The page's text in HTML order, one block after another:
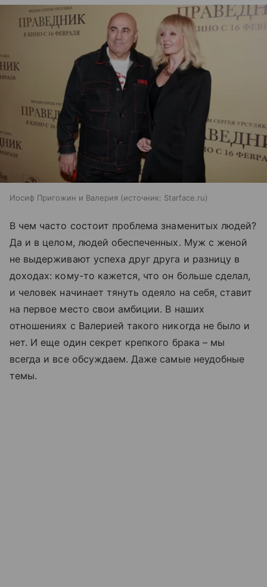
Иосиф Пригожин и Валерия источник: Starface.ru
В чем часто состоит проблема знаменитых людей?
Да и в целом, людей обеспеченных. Муж с женой
не выдерживают успеха друг друга и разницу в
доходах: кому-то кажется, что он больше сделал,
и человек начинает тянуть одеяло на себя, ставит
на первое место свои амбиции. В наших
отношениях с Валерией такого никогда не было и
нет. И еще один секрет крепкого брака – мы
всегда и все обсуждаем. Даже самые неудобные
темы.